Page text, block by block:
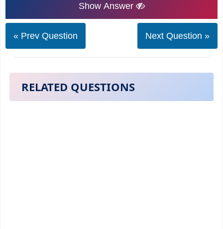
Show Answer
« Prev Question Next Question »
RELATED QUESTIONS